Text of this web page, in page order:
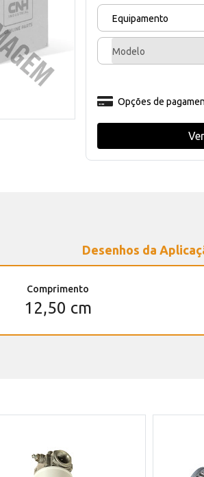
Equipamento
Modelo
Opções de
Desenhos da
Comprimento
12,50 cm